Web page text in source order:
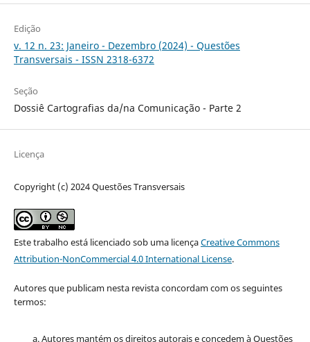
Edição
v. 12 n. 23: Janeiro - Dezembro (2024) - Questões
Transversais - ISSN 2318-6372
Seção
Dossiê Cartografias da/na Comunicação - Parte 2
Licença
Copyright (c) 2024 Questões Transversais
Este trabalho está licenciado sob uma licençaCreative Commons
Attribution-NonCommercial 4.0 International License.
Autores que publicam nesta revista concordam com os seguintes
termos:
Autores mantém os direitos autorais e concedem à Questões